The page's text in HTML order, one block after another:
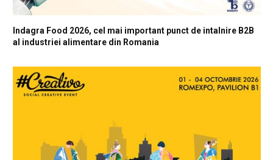
Indagra Food 2026, cel mai important punct de intalnire B2B
al industriei alimentare din Romania